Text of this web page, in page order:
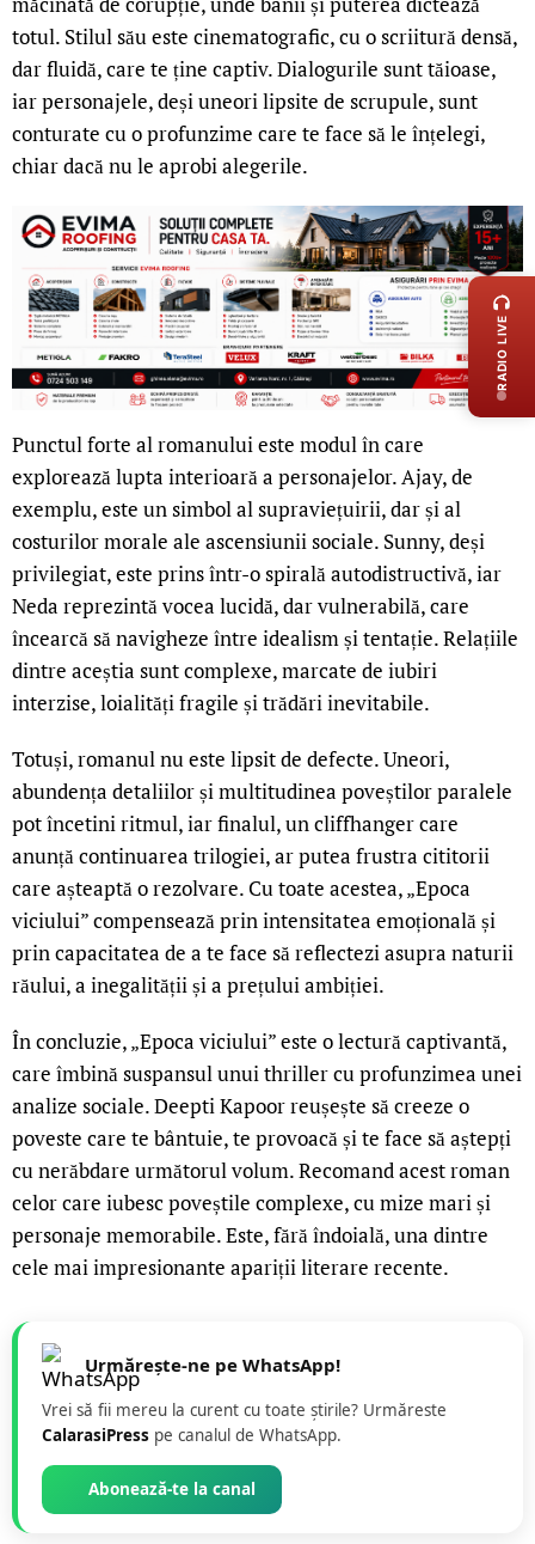
totul. Stilul său este cinematografic, cu o scriitură densă,
dar fluidă, care te ține captiv. Dialogurile sunt tăioase,
iar personajele, deși uneori lipsite de scrupule, sunt
conturate cu o profunzime care te face să le înțelegi,
chiar dacă nu le aprobi alegerile.
Punctul forte al romanului este modul în care
explorează lupta interioară a personajelor. Ajay, de
exemplu, este un simbol al supraviețuirii, dar și al
costurilor morale ale ascensiunii sociale. Sunny, deși
privilegiat, este prins într-o spirală autodistructivă, iar
Neda reprezintă vocea lucidă, dar vulnerabilă, care
încearcă să navigheze între idealism și tentație. Relațiile
dintre aceștia sunt complexe, marcate de iubiri
interzise, loialități fragile și trădări inevitabile.
Totuși, romanul nu este lipsit de defecte. Uneori,
abundența detaliilor și multitudinea poveștilor paralele
pot încetini ritmul, iar finalul, un cliffhanger care
anunță continuarea trilogiei, ar putea frustra cititorii
care așteaptă o rezolvare. Cu toate acestea, „Epoca
viciului” compensează prin intensitatea emoțională și
prin capacitatea de a te face să reflectezi asupra naturii
răului, a inegalității și a prețului ambiției.
În concluzie, „Epoca viciului” este o lectură captivantă,
care îmbină suspansul unui thriller cu profunzimea unei
analize sociale. Deepti Kapoor reușește să creeze o
poveste care te bântuie, te provoacă și te face să aștepți
cu nerăbdare următorul volum. Recomand acest roman
celor care iubesc poveștile complexe, cu mize mari și
personaje memorabile. Este, fără îndoială, una dintre
cele mai impresionante apariții literare recente.
Urmărește-ne pe WhatsApp!
Vrei să fii mereu la curent cu toate știrile? Urmăreste
CalarasiPress pe canalul de WhatsApp.
Abonează-te la canal
LIVE
RADIO LIVE